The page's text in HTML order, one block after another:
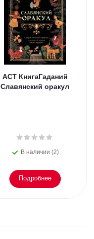
АСТ КнигаГаданий
Славянский оракул
В наличии (2)
Подробнее